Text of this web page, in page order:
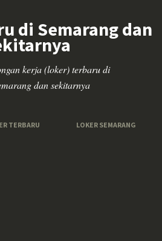
di Semarang dan
kerja (loker) terbaru di
dan sekitarnya
TERBARU LOKER SEMARANG